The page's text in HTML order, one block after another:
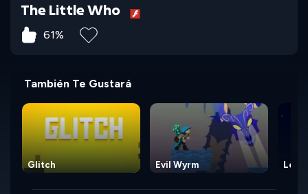
The Little Who
61%
También Te Gustará
Glitch Evil Wyrm